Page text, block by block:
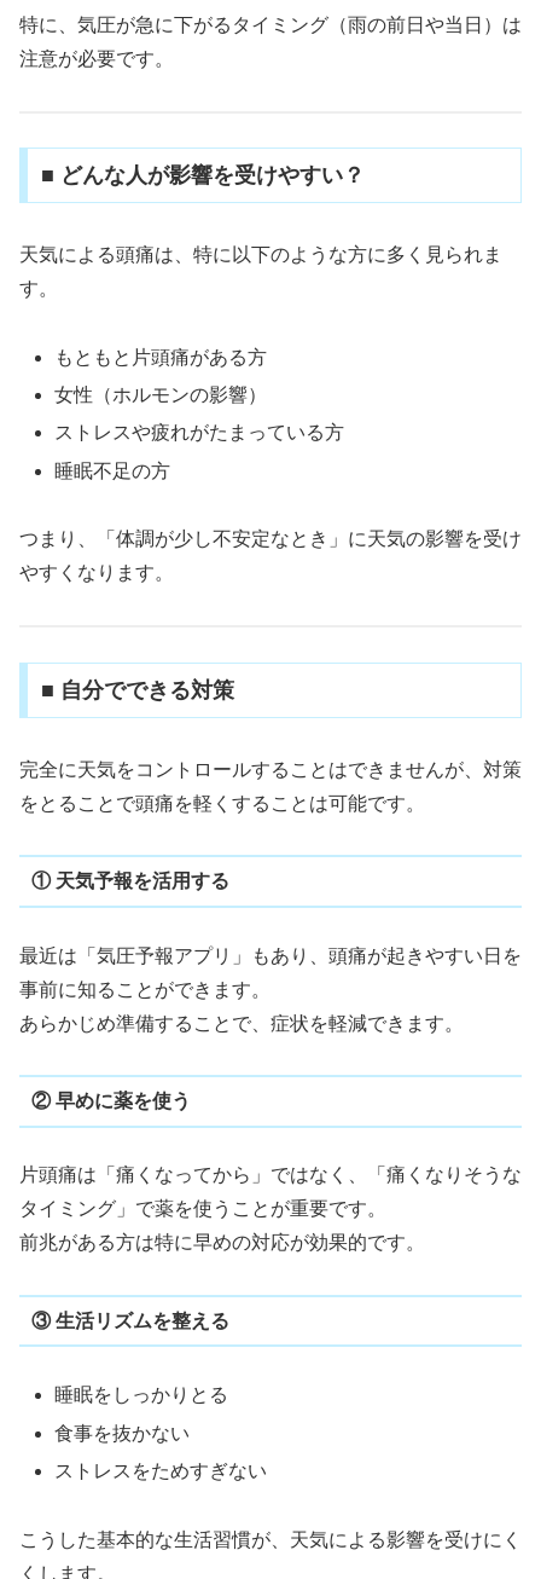
特に、気圧が急に下がるタイミング（雨の前日や当日）は
注意が必要です。
■ どんな人が影響を受けやすい？
天気による頭痛は、特に以下のような方に多く見られま
す。
もともと片頭痛がある方
女性（ホルモンの影響）
ストレスや疲れがたまっている方
睡眠不足の方
つまり、「体調が少し不安定なとき」に天気の影響を受け
やすくなります。
■ 自分でできる対策
完全に天気をコントロールすることはできませんが、対策
をとることで頭痛を軽くすることは可能です。
① 天気予報を活用する
最近は「気圧予報アプリ」もあり、頭痛が起きやすい日を
事前に知ることができます。
あらかじめ準備することで、症状を軽減できます。
② 早めに薬を使う
片頭痛は「痛くなってから」ではなく、「痛くなりそうな
タイミング」で薬を使うことが重要です。
前兆がある方は特に早めの対応が効果的です。
③ 生活リズムを整える
睡眠をしっかりとる
食事を抜かない
ストレスをためすぎない
こうした基本的な生活習慣が、天気による影響を受けにく
くします。